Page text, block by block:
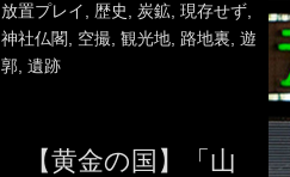
放置プレイ
歴史 炭鉱, 現存せず,
神社仏閣
空撮, 観光地, 路地裏 遊
郭, 遺跡
【黄金の国】「山